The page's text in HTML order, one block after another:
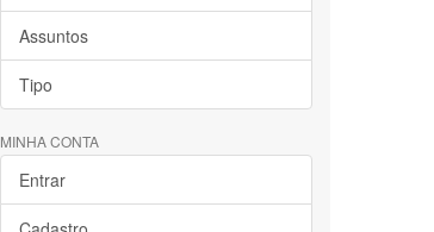
Assuntos
Tipo
MINHA CONTA
Entrar